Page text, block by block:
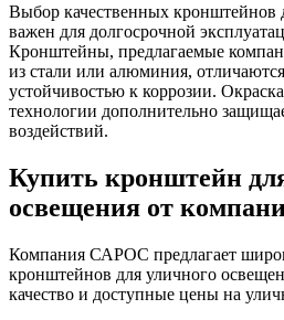
Выбор качественных кронштейнов
важен для долгосрочной
Кронштейны, предлагаемые
из стали или алюминия,
устойчивостью к коррозии.
технологии дополнительно
воздействий.
Купить кронштейн
освещения от
Компания САРОС предлагает
кронштейнов для уличного
качество и доступные цены на